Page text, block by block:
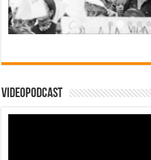
Videopodcast